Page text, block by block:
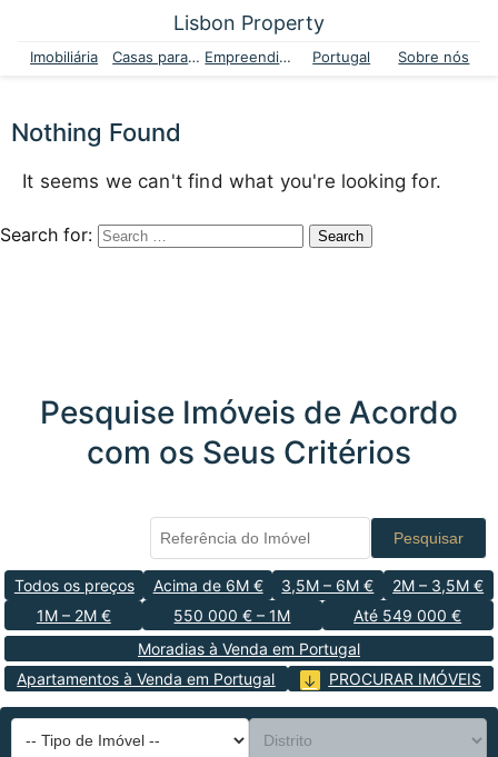
Lisbon Property
Imobiliária Casas para venda Empreendimentos Portugal Sobre nós
Nothing Found
It seems we can't find what you're looking for.
Search for:
Pesquise Imóveis de Acordo
com os Seus Critérios
Pesquisar
Todos os preços Acima de 6M € 3,5M – 6M €
2M – 3,5M €
1M – 2M €
550 000 € – 1M
Até 549 000 €
Moradias à Venda em Portugal
Apartamentos à Venda em Portugal
PROCURAR IMÓVEIS